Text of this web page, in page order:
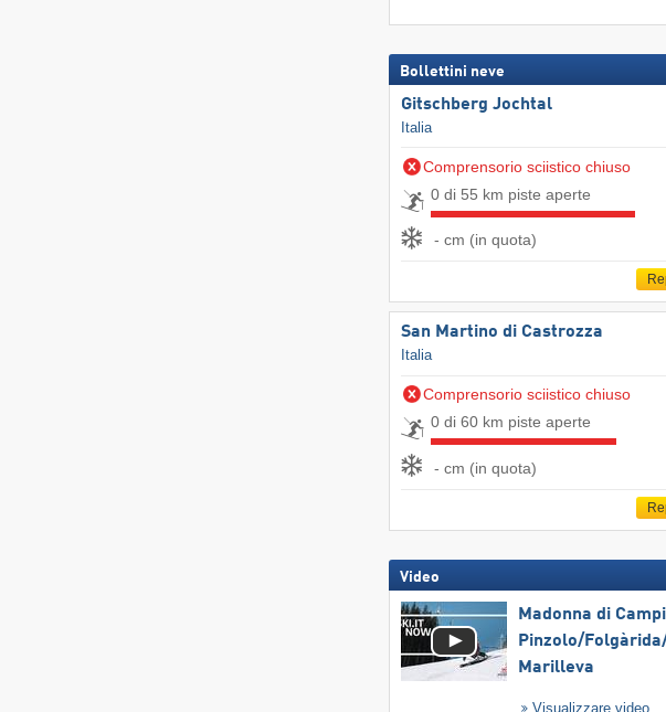
Bollettini neve
Gitschberg Jochtal
Italia
Comprensorio sciistico chiuso
0 di 55 km piste aperte
- cm (in quota)
San Martino di Castrozza
Italia
Comprensorio sciistico chiuso
0 di 60 km piste aperte
- cm (in quota)
Video
Madonna di
Pinzolo/​
Marilleva
Visualizzare video